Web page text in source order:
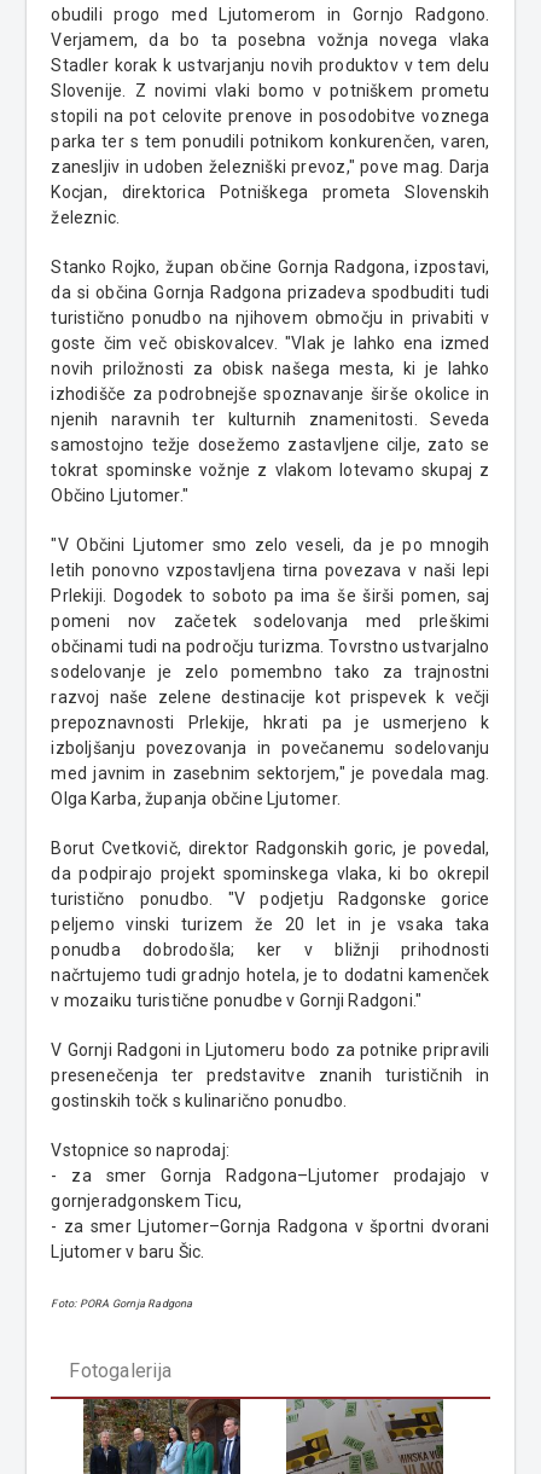
obudili progo med Ljutomerom in Gornjo Radgono.
Verjamem, da bo ta posebna vožnja novega vlaka
Stadler korak k ustvarjanju novih produktov v tem delu
Slovenije. Z novimi vlaki bomo v potniškem prometu
stopili na pot celovite prenove in posodobitve voznega
parka ter s tem ponudili potnikom konkurenčen, varen,
zanesljiv in udoben železniški prevoz," pove mag. Darja
Kocjan, direktorica Potniškega prometa Slovenskih
železnic.
Stanko Rojko, župan občine Gornja Radgona, izpostavi,
da si občina Gornja Radgona prizadeva spodbuditi tudi
turistično ponudbo na njihovem območju in privabiti v
goste čim več obiskovalcev. "Vlak je lahko ena izmed
novih priložnosti za obisk našega mesta, ki je lahko
izhodišče za podrobnejše spoznavanje širše okolice in
njenih naravnih ter kulturnih znamenitosti. Seveda
samostojno težje dosežemo zastavljene cilje, zato se
tokrat spominske vožnje z vlakom lotevamo skupaj z
Občino Ljutomer."
"V Občini Ljutomer smo zelo veseli, da je po mnogih
letih ponovno vzpostavljena tirna povezava v naši lepi
Prlekiji. Dogodek to soboto pa ima še širši pomen, saj
pomeni nov začetek sodelovanja med prleškimi
občinami tudi na področju turizma. Tovrstno ustvarjalno
sodelovanje je zelo pomembno tako za trajnostni
razvoj naše zelene destinacije kot prispevek k večji
prepoznavnosti Prlekije, hkrati pa je usmerjeno k
izboljšanju povezovanja in povečanemu sodelovanju
med javnim in zasebnim sektorjem," je povedala mag.
Olga Karba, županja občine Ljutomer.
Borut Cvetkovič, direktor Radgonskih goric, je povedal,
da podpirajo projekt spominskega vlaka, ki bo okrepil
turistično ponudbo. "V podjetju Radgonske gorice
peljemo vinski turizem že 20 let in je vsaka taka
ponudba dobrodošla; ker v bližnji prihodnosti
načrtujemo tudi gradnjo hotela, je to dodatni kamenček
v mozaiku turistične ponudbe v Gornji Radgoni."
V Gornji Radgoni in Ljutomeru bodo za potnike pripravili
presenečenja ter predstavitve znanih turističnih in
gostinskih točk s kulinarično ponudbo.
Vstopnice so naprodaj:
- za smer Gornja Radgona–Ljutomer prodajajo v
gornjeradgonskem Ticu,
- za smer Ljutomer–Gornja Radgona v športni dvorani
Ljutomer v baru Šic.
Foto: PORA Gornja Radgona
Fotogalerija